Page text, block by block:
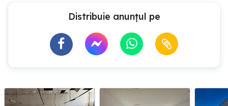
Distribuie anunțul pe